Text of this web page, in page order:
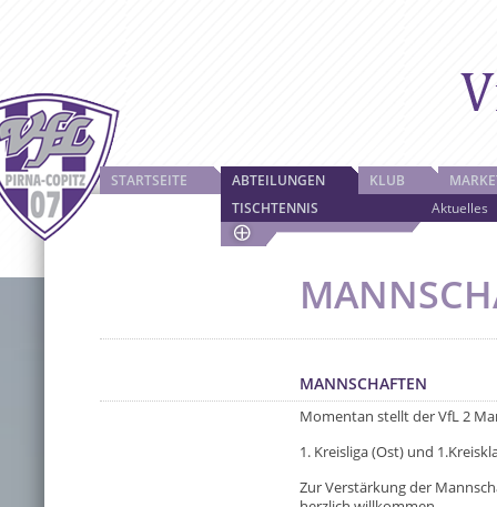
STARTSEITE
ABTEILUNGEN
TISCHTENNIS
Aktuelles
KLUB
MANNSCHAFTEN
Momentan stellt der VfL 2
1. Kreisliga (Ost) und
Zur Verstärkung der